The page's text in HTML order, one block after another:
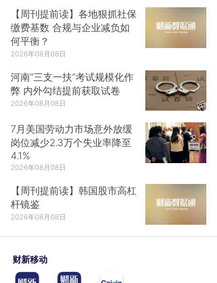
【周刊提前读】各地狠抓社保
缴费基数 合规与企业减负如
何平衡？
2026年08月08日
河南“三支一扶”考试规模化作
弊 内外勾结提前获取试卷
2026年08月08日
7月美国劳动力市场意外放缓
岗位减少2.3万个失业率降至
4.1%
2026年08月08日
【周刊提前读】韩国股市高杠
杆镜鉴
2026年08月08日
财新移动